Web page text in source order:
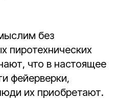
без
пиротехнических
что в настоящее
фейерверки,
их приобретают.